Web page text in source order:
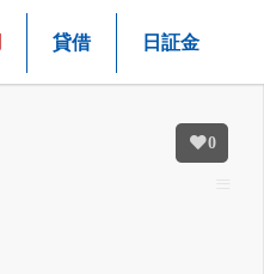
貸借 日証金
0